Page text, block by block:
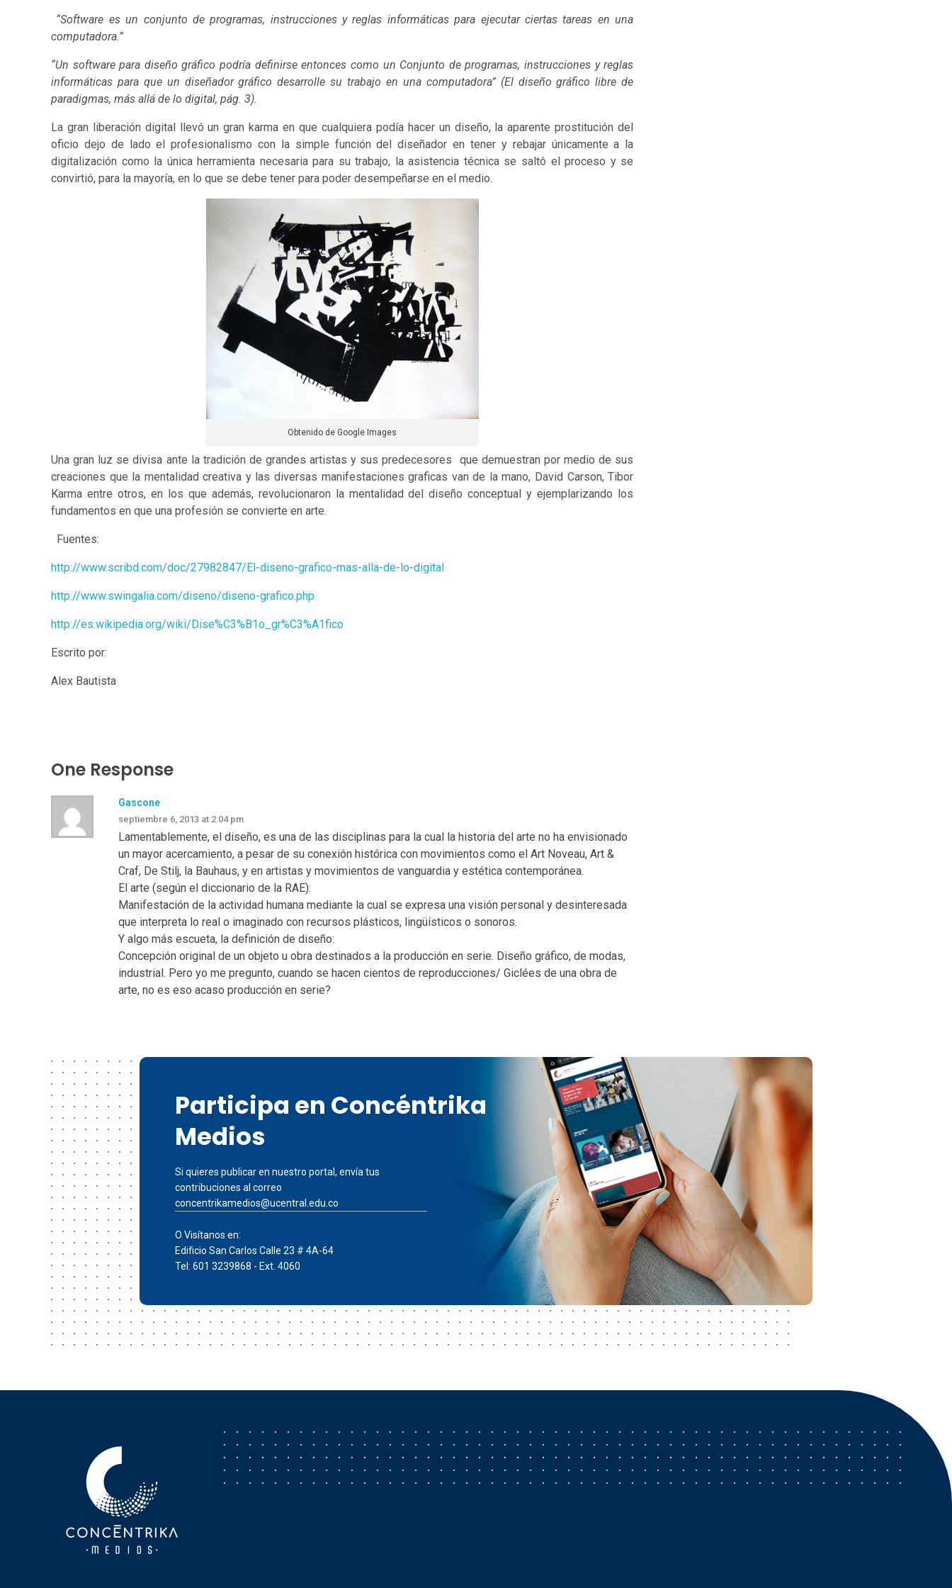
“Software es un conjunto de programas, instrucciones y reglas informáticas para ejecutar ciertas tareas en una
computadora.”
“Un software para diseño gráfico podría definirse entonces como un Conjunto de programas, instrucciones y reglas
informáticas para que un diseñador gráfico desarrolle su trabajo en una computadora” (El diseño gráfico libre de
paradigmas, más allá de lo digital, pág. 3).
La gran liberación digital llevó un gran karma en que cualquiera podía hacer un diseño, la aparente prostitución del
oficio dejo de lado el profesionalismo con la simple función del diseñador en tener y rebajar únicamente a la
digitalización como la única herramienta necesaria para su trabajo, la asistencia técnica se saltó el proceso y se
convirtió, para la mayoría, en lo que se debe tener para poder desempeñarse en el medio.
Obtenido de Google Images
Una gran luz se divisa ante la tradición de grandes artistas y sus predecesores que demuestran por medio de sus
creaciones que la mentalidad creativa y las diversas manifestaciones graficas van de la mano, David Carson, Tibor
Karma entre otros, en los que además, revolucionaron la mentalidad del diseño conceptual y ejemplarizando los
fundamentos en que una profesión se convierte en arte.
Fuentes:
http://www.scribd.com/doc/27982847/El-diseno-grafico-mas-alla-de-lo-digital
http://www.swingalia.com/diseno/diseno-grafico.php
http://es.wikipedia.org/wiki/Dise%C3%B1o_gr%C3%A1fico
Escrito por:
Alex Bautista
One Response
Gascone
septiembre 6, 2013 at 2:04 pm
Lamentablemente, el diseño, es una de las disciplinas para la cual la historia del arte no ha envisionado
un mayor acercamiento, a pesar de su conexión histórica con movimientos como el Art Noveau, Art &
Craf, De Stilj, la Bauhaus, y en artistas y movimientos de vanguardia y estética contemporánea.
El arte (según el diccionario de la RAE):
Manifestación de la actividad humana mediante la cual se expresa una visión personal y desinteresada
que interpreta lo real o imaginado con recursos plásticos, lingüísticos o sonoros.
Y algo más escueta, la definición de diseño:
Concepción original de un objeto u obra destinados a la producción en serie. Diseño gráfico, de modas,
industrial. Pero yo me pregunto, cuando se hacen cientos de reproducciones/ Giclées de una obra de
arte, no es eso acaso producción en serie?
Participa en Concéntrika
Medios
Si quieres publicar en nuestro portal, envía tus
contribuciones al correo
concentrikamedios@ucentral.edu.co
O Visítanos en:
Edificio San Carlos Calle 23 # 4A-64
Tel: 601 3239868 - Ext. 4060